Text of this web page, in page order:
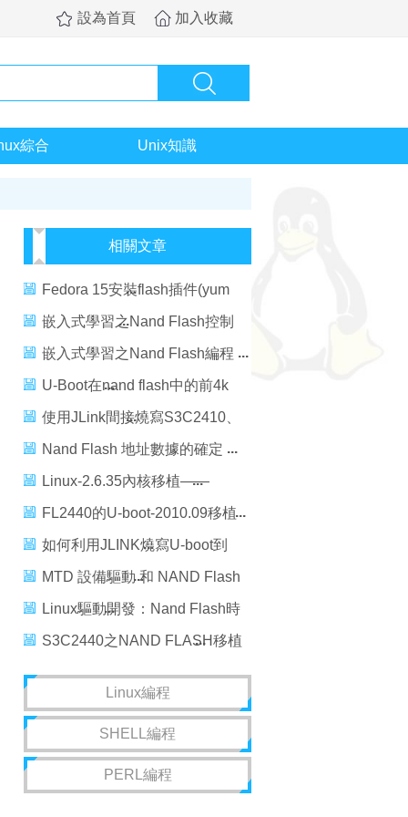
設為首頁 加入收藏
綜合 Unix知識
相關文章
Fedora 15安裝flash插件(yum
flash-plugin)
嵌入式學習之Nand Flash控制
器讀寫編程
嵌入式學習之Nand Flash編程
U-Boot在nand flash中的前4k
內容分析
使用JLink間接燒寫S3C2410、
S3C2440開發板Nor、Nand
Flash的方法
Nand Flash 地址數據的確定
Linux-2.6.35內核移植——
Nand flash 驅動的移植
FL2440的U-boot-2010.09移植
（六）NAND FLash啟動支持
如何利用JLINK燒寫U-boot到
NAND Flash中
MTD 設備驅動 和 NAND Flash
驅動程序分析
Linux驅動開發：Nand Flash時
序圖分析
S3C2440之NAND FLASH移植
到S3C2410的驅動分析
Linux編程
SHELL編程
PERL編程